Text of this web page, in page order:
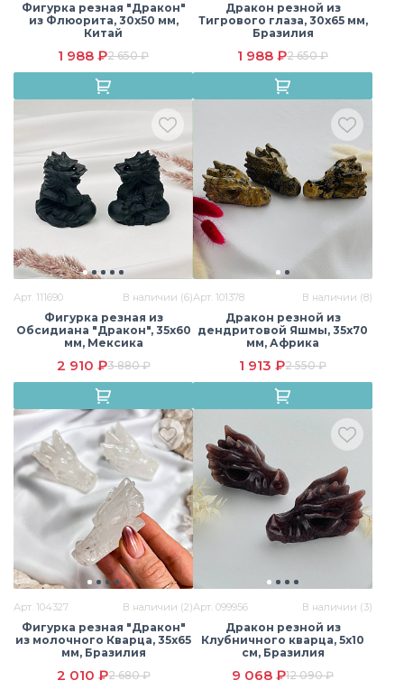
Фигурка резная "Дракон"
из Флюорита, 30х50 мм,
Китай
1 988 ₽2 650 ₽
Дракон резной из
Тигрового глаза, 30х65 мм,
Бразилия
1 988 ₽2 650 ₽
Арт. 111690 В наличии (6)
Фигурка резная из
Обсидиана "Дракон", 35х60
мм, Мексика
2 910 ₽3 880 ₽
Арт. 101378 В наличии (8)
Дракон резной из
дендритовой Яшмы, 35х70
мм, Африка
1 913 ₽2 550 ₽
Арт. 104327 В наличии (2)
Фигурка резная "Дракон"
из молочного Кварца, 35х65
мм, Бразилия
2 010 ₽2 680 ₽
Арт. 099956 В наличии (3)
Дракон резной из
Клубничного кварца, 5х10
см, Бразилия
9 068 ₽12 090 ₽